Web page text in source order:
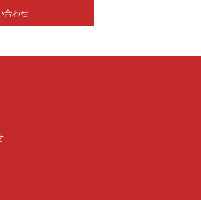
合わせ